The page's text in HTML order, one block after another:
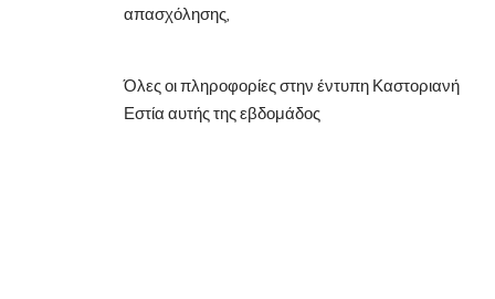
απασχόλησης,
Όλες οι πληροφορίες στην έντυπη Καστοριανή
Εστία αυτής της εβδομάδος